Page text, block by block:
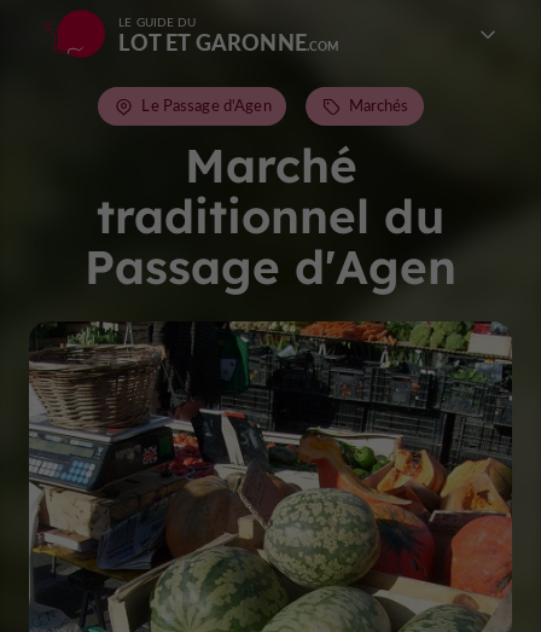
LE GUIDE DU
LOT ET GARONNE
Marché
traditionnel du
Passage d'Agen
Le Passage d'Agen Marchés